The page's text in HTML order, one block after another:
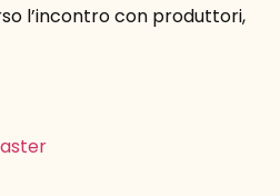
l’incontro con produttori,